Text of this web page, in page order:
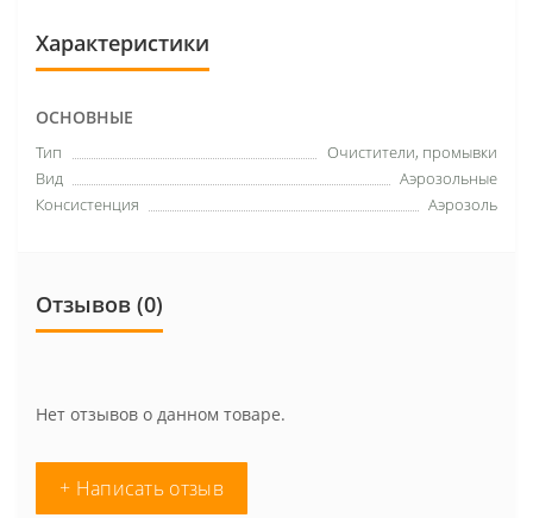
Характеристики
ОСНОВНЫЕ
Тип
Очистители, промывки
Вид
Аэрозольные
Консистенция
Аэрозоль
Отзывов (0)
Нет отзывов о данном товаре.
+ Написать отзыв